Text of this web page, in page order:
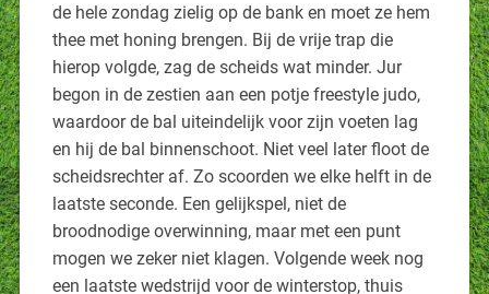
de hele zondag zielig op de bank en moet ze hem
thee met honing brengen. Bij de vrije trap die
hierop volgde, zag de scheids wat minder. Jur
begon in de zestien aan een potje freestyle judo,
waardoor de bal uiteindelijk voor zijn voeten lag
en hij de bal binnenschoot. Niet veel later floot de
scheidsrechter af. Zo scoorden we elke helft in de
laatste seconde. Een gelijkspel, niet de
broodnodige overwinning, maar met een punt
mogen we zeker niet klagen. Volgende week nog
een laatste wedstrijd voor de winterstop, thuis